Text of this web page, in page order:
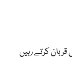
کرتے رہیں